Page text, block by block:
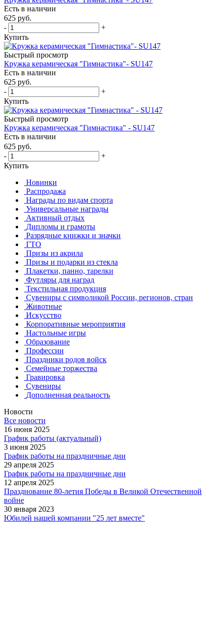
Есть в наличии
625 руб.
-
+
Купить
Быстрый просмотр
Кружка керамическая "Гимнастика"- SU147
Есть в наличии
625 руб.
-
+
Купить
Быстрый просмотр
Кружка керамическая "Гимнастика" - SU147
Есть в наличии
625 руб.
-
+
Купить
Новинки
Распродажа
Награды по видам спорта
Универсальные награды
Активный отдых
Дипломы и грамоты
Разрядные книжки и значки
ГТО
Призы из акрила
Призы и подарки из стекла
Плакетки, панно, тарелки
Футляры для наград
Текстильная продукция
Сувениры с символикой России, регионов, стран
Животные
Искусство
Корпоративные мероприятия
Настольные игры
Образование
Профессии
Праздники родов войск
Семейные торжества
Гравировка
Сувениры
Дополненная реальность
Новости
Все новости
16 июня 2025
График работы (актуальный)
3 июня 2025
График работы на праздничные дни
29 апреля 2025
График работы на праздничные дни
12 апреля 2025
Празднование 80-летия Победы в Великой Отечественной
войне
30 января 2023
Юбилей нашей компании "25 лет вместе"